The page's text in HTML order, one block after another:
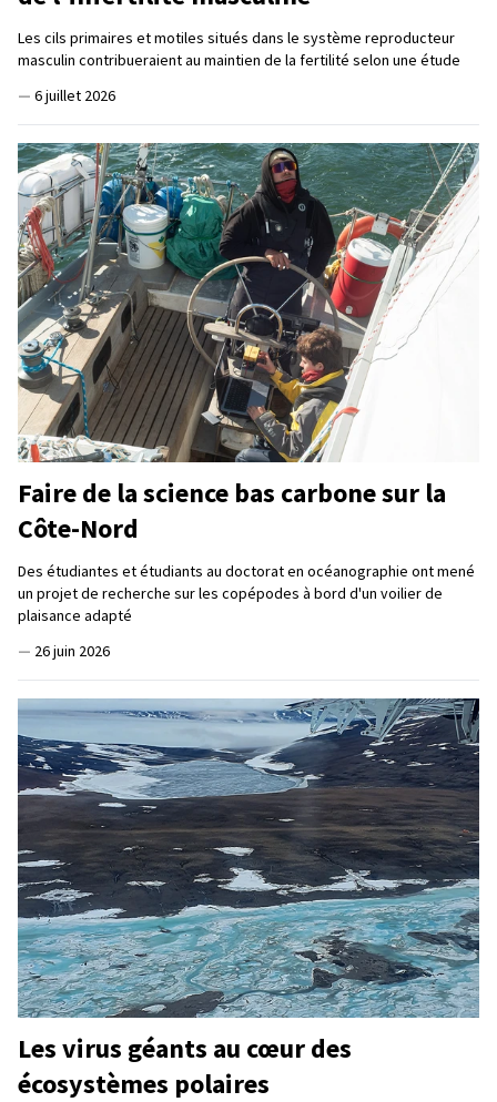
Les cils primaires et motiles situés dans le système reproducteur
masculin contribueraient au maintien de la fertilité selon une étude
— 6 juillet 2026
Faire de la science bas carbone sur la
Côte-Nord
Des étudiantes et étudiants au doctorat en océanographie ont mené
un projet de recherche sur les copépodes à bord d'un voilier de
plaisance adapté
— 26 juin 2026
Les virus géants au cœur des
écosystèmes polaires